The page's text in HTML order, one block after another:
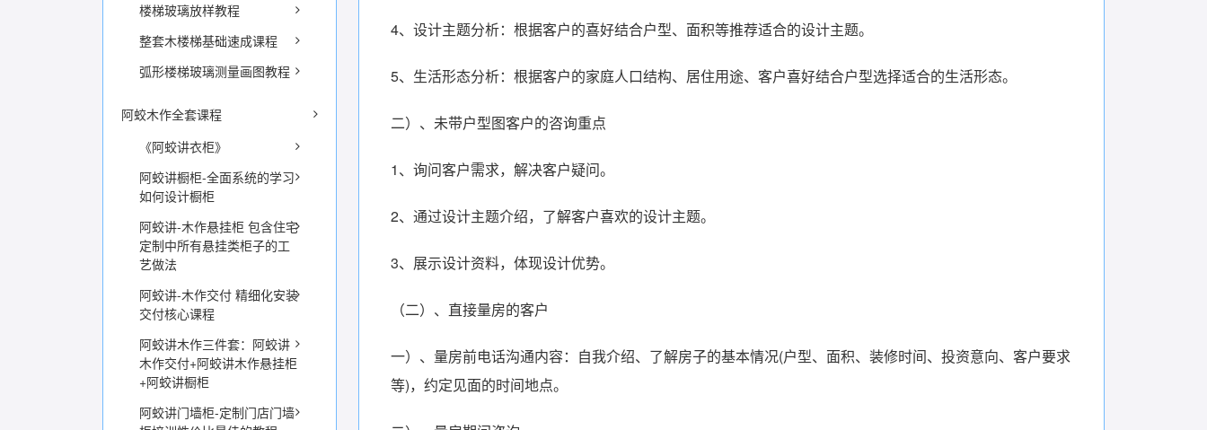
楼梯玻璃放样教程
整套木楼梯基础速成课程
弧形楼梯玻璃测量画图教程
阿蛟木作全套课程
《阿蛟讲衣柜》
阿蛟讲橱柜-全面系统的学习
如何设计橱柜
阿蛟讲-木作悬挂柜 包含住宅
定制中所有悬挂类柜子的工
艺做法
阿蛟讲-木作交付 精细化安装
交付核心课程
阿蛟讲木作三件套：阿蛟讲
木作交付+阿蛟讲木作悬挂柜
+阿蛟讲橱柜
阿蛟讲门墙柜-定制门店门墙
4、设计主题分析：根据客户的喜好结合户型、面积等推荐适合的设计主题。
5、生活形态分析：根据客户的家庭人口结构、居住用途、客户喜好结合户型选择适合的生活形态。
二）、未带户型图客户的咨询重点
1、询问客户需求，解决客户疑问。
2、通过设计主题介绍，了解客户喜欢的设计主题。
3、展示设计资料，体现设计优势。
（二）、直接量房的客户
一）、量房前电话沟通内容：自我介绍、了解房子的基本情况(户型、面积、装修时间、投资意向、客户要求
等)，约定见面的时间地点。